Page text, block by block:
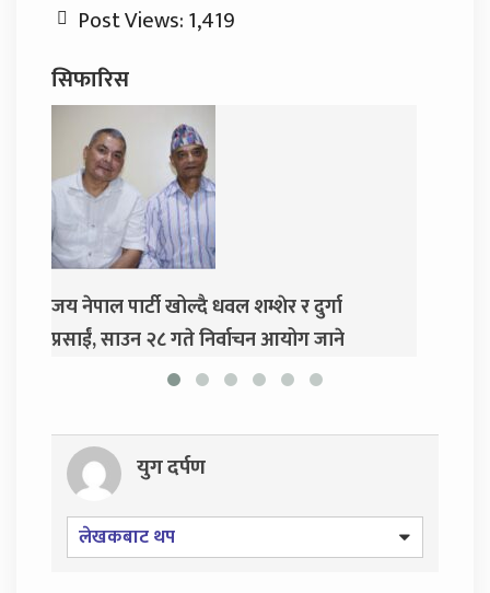
Post Views:1,419
सिफारिस
दुर्गा प्रसाईंलाई रिहा गर्न अदालतको आदेश
युग दर्पण
लेखकबाट थप